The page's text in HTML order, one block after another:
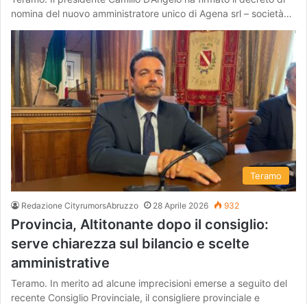
nomina del nuovo amministratore unico di Agena srl – società…
Teramo
Redazione CityrumorsAbruzzo 28 Aprile 2026 932
Provincia, Altitonante dopo il consiglio:
serve chiarezza sul bilancio e scelte
amministrative
Teramo. In merito ad alcune imprecisioni emerse a seguito del
recente Consiglio Provinciale, il consigliere provinciale e